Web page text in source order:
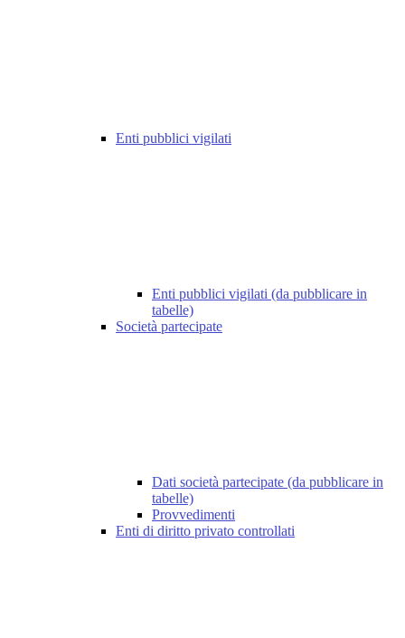
Enti pubblici vigilati
Enti pubblici vigilati (da pubblicare in
tabelle)
Società partecipate
Dati società partecipate (da pubblicare in
tabelle)
Provvedimenti
Enti di diritto privato controllati